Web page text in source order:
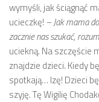
wymyśli, jak ściągnąć
ucieczkę! – Jak mama
zacznie nas szukać,
uciekną. Na szczęście
znajdzie dzieci. Kiedy
spotkają… Izę! Dzieci
szyję. Tę Wigilię